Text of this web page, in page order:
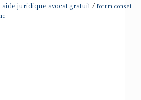
aide juridique avocat gratuit / forum conseil